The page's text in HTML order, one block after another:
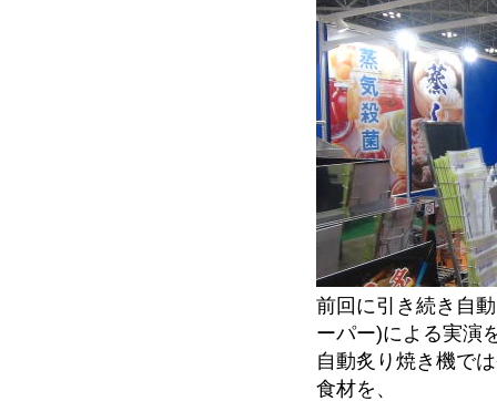
前回に引き続き自
ーパー)による実演
自動炙り焼き機で
食材を、